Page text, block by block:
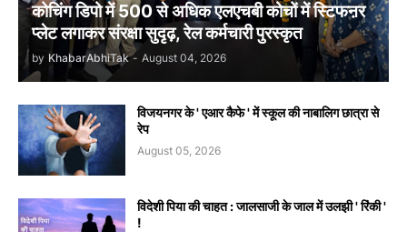
कोचिंग डिपो में 500 से अधिक एलएचबी कोचों में स्टिफऩर
प्लेट लगाकर संरक्षा सुदृढ़, रेल कर्मचारी पुरस्कृत
by KhabarAbhiTak - August 04, 2026
विजयनगर के ' एआर कैफे ' में स्कूल की नाबालिग छात्रा से
रेप
August 05, 2026
विदेशी पिया की चाहत : जालसाजी के जाल में उलझी ' रिंकी '
!